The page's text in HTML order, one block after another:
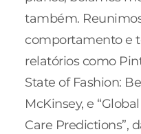
também.
comportamento e
relatórios como
State of Fashion:
McKinsey, e
Care Predictions”,